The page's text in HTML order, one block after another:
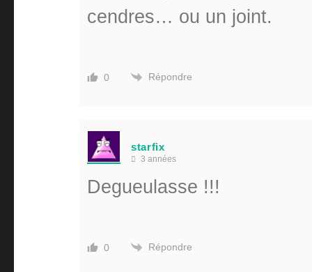
cendres… ou un joint.
0 Répondre
starfix
3 années
Degueulasse !!!
0 Répondre